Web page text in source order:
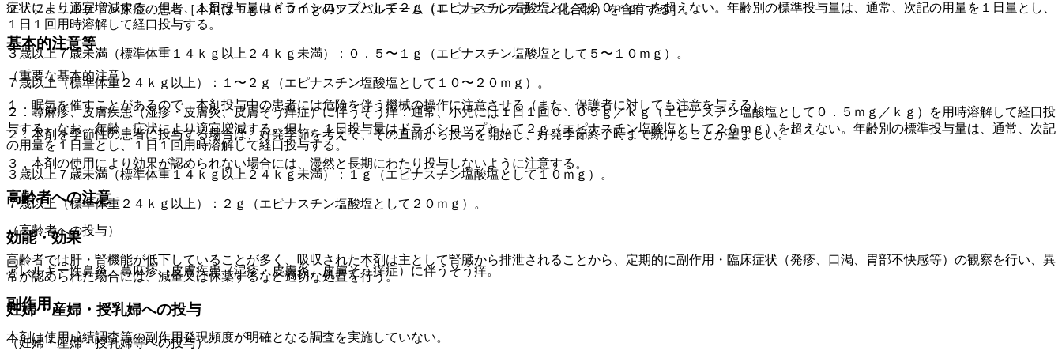
２．フェニルケトン尿症の患者［本剤は１ｇ中６０ｍｇのアスパルテーム（Ｌ−フェニルアラニン化合物）を含有する］。
基本的注意等
（重要な基本的注意）
１．眠気を催すことがあるので、本剤投与中の患者には危険を伴う機械の操作に注意させる（また、保護者に対しても注意を与える）。
２．本剤を季節性の患者に投与する場合は、好発季節を考えて、その直前から投与を開始し、好発季節終了時まで続けることが望ましい。
３．本剤の使用により効果が認められない場合には、漫然と長期にわたり投与しないように注意する。
高齢者への注意
（高齢者への投与）
高齢者では肝・腎機能が低下していることが多く、吸収された本剤は主として腎臓から排泄されることから、定期的に副作用・臨床症状（発疹、口渇、胃部不快感等）の観察を行い、異
常が認められた場合には、減量又は休薬するなど適切な処置を行う。
妊婦・産婦・授乳婦への投与
（妊婦・産婦・授乳婦等への投与）
症状により適宜増減する。但し、１日投与量はドライシロップとして２ｇ（エピナスチン塩酸塩として２０ｍｇ）を超えない。年齢別の標準投与量は、通常、次記の用量を１日量とし、
１日１回用時溶解して経口投与する。
３歳以上７歳未満（標準体重１４ｋｇ以上２４ｋｇ未満）：０．５〜１ｇ（エピナスチン塩酸塩として５〜１０ｍｇ）。
７歳以上（標準体重２４ｋｇ以上）：１〜２ｇ（エピナスチン塩酸塩として１０〜２０ｍｇ）。
２．蕁麻疹、皮膚疾患（湿疹・皮膚炎、皮膚そう痒症）に伴うそう痒：通常、小児には１日１回０．０５ｇ／ｋｇ（エピナスチン塩酸塩として０．５ｍｇ／ｋｇ）を用時溶解して経口投
与する。なお、年齢・症状により適宜増減する。但し、１日投与量はドライシロップとして２ｇ（エピナスチン塩酸塩として２０ｍｇ）を超えない。年齢別の標準投与量は、通常、次記
の用量を１日量とし、１日１回用時溶解して経口投与する。
３歳以上７歳未満（標準体重１４ｋｇ以上２４ｋｇ未満）：１ｇ（エピナスチン塩酸塩として１０ｍｇ）。
７歳以上（標準体重２４ｋｇ以上）：２ｇ（エピナスチン塩酸塩として２０ｍｇ）。
効能・効果
アレルギー性鼻炎、蕁麻疹、皮膚疾患（湿疹・皮膚炎、皮膚そう痒症）に伴うそう痒。
副作用
本剤は使用成績調査等の副作用発現頻度が明確となる調査を実施していない。